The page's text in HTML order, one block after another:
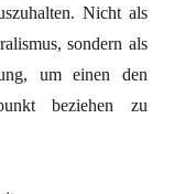
Nicht als
sondern als
um einen den
beziehen zu